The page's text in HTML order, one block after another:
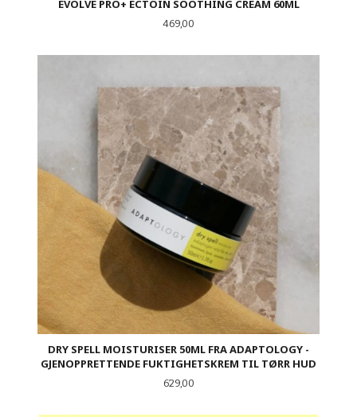
EVOLVE PRO+ ECTOIN SOOTHING CREAM 60ML
Pris
469,00
DRY SPELL MOISTURISER 50ML FRA ADAPTOLOGY -
GJENOPPRETTENDE FUKTIGHETSKREM TIL TØRR HUD
Pris
629,00